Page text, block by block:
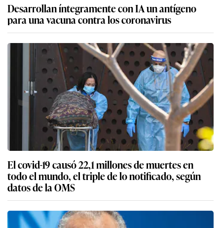
Desarrollan íntegramente con IA un antígeno
para una vacuna contra los coronavirus
El covid-19 causó 22,1 millones de muertes en
todo el mundo, el triple de lo notificado, según
datos de la OMS